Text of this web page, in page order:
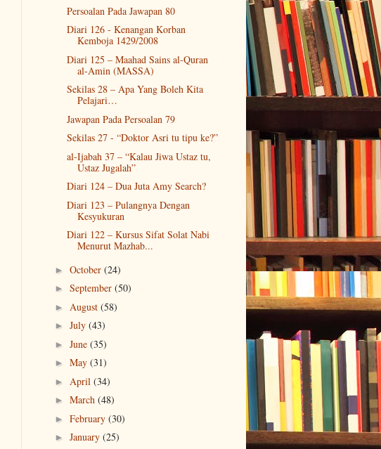
Persoalan Pada Jawapan 80
Diari 126 - Kenangan Korban
Kemboja 1429/2008
Diari 125 – Maahad Sains al-Quran
al-Amin (MASSA)
Sekilas 28 – Apa Yang Boleh Kita
Pelajari…
Jawapan Pada Persoalan 79
Sekilas 27 - “Doktor Asri tu tipu ke?”
al-Ijabah 37 – “Kalau Jiwa Ustaz tu,
Ustaz Jugalah”
Diari 124 – Dua Juta Amy Search?
Diari 123 – Pulangnya Dengan
Kesyukuran
Diari 122 – Kursus Sifat Solat Nabi
Menurut Mazhab...
► October (24)
► September (50)
► August (58)
► July (43)
► June (35)
► May (31)
► April (34)
► March (48)
► February (30)
► January (25)